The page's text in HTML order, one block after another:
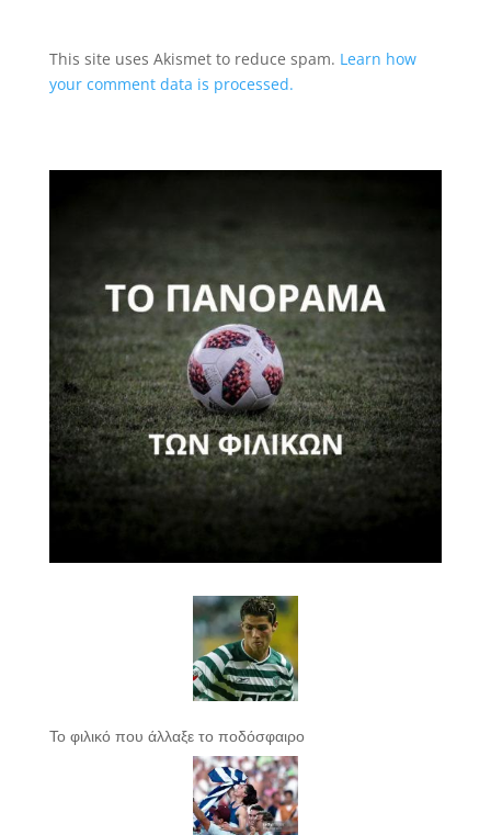
This site uses Akismet to reduce spam. Learn how
your comment data is processed.
Το φιλικό που άλλαξε το ποδόσφαιρο